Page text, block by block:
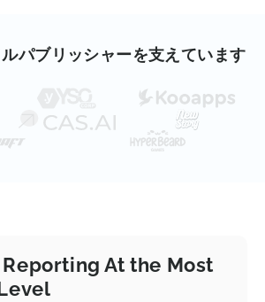
パブリッシャーを支えています
At the Most